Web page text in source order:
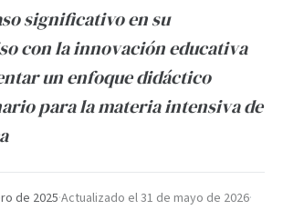
significativo en su
con la innovación educativa
un enfoque didáctico
para la materia intensiva de
de 2025·Actualizado el31 de mayo de 2026·